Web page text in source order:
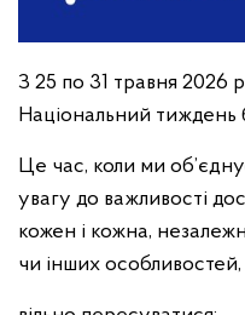
З 25 по 31 травня 2026
Національний тиждень
Це час, коли ми
увагу до важливості
кожен і кожна,
чи інших